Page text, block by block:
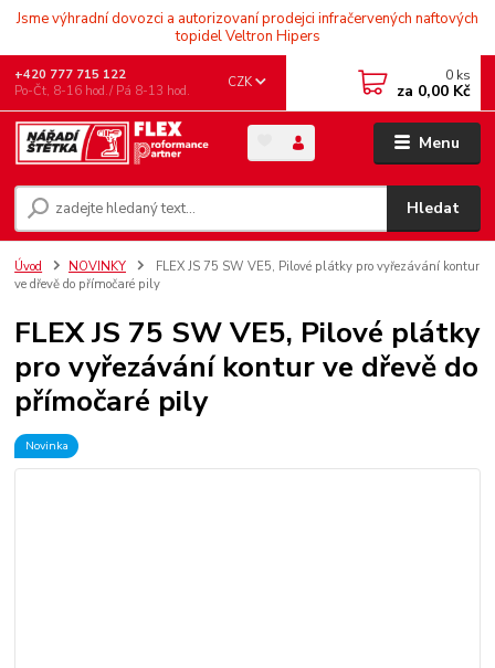
Jsme výhradní dovozci a autorizovaní prodejci infračervených naftových
topidel Veltron Hipers
Menu
CZK
Hledat
+420 777 715 122
Po-Čt, 8-16 hod./ Pá 8-13 hod.
0 ks
za 0,00 Kč
Úvod NOVINKY
FLEX JS 75 SW VE5, Pilové plátky pro vyřezávání kontur
ve dřevě do přímočaré pily
FLEX JS 75 SW VE5, Pilové plátky
pro vyřezávání kontur ve dřevě do
přímočaré pily
Novinka